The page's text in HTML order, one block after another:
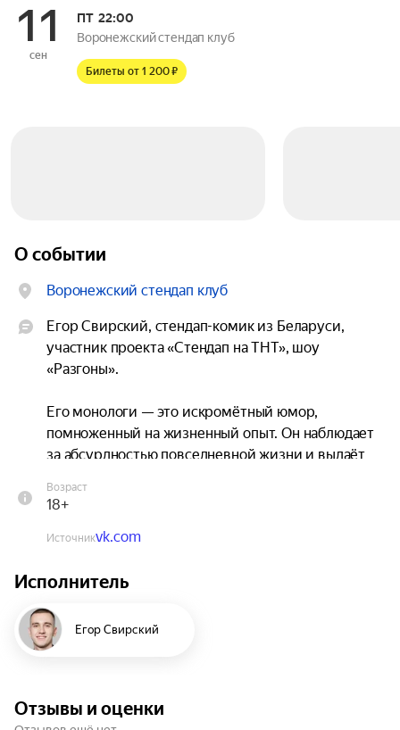
11
сен
ПТ22:00
Воронежский стендап клуб
Билеты от 1 200 ₽
О событии
Воронежский стендап клуб
Егор Свирский, стендап-комик из Беларуси,
участник проекта «Стендап на ТНТ», шоу
«Разгоны».
Его монологи — это искромётный юмор,
помноженный на жизненный опыт. Он наблюдает
за абсурдностью повседневной жизни и выдаёт
о сложном, умело превращая проблемы в повод
своих тараканах и неудачах. Его шутки бьют
точно в цель, потому что они о каждом зрителе,
о его слабостях и странностях.
Возраст
18+
Источникvk.com
Исполнитель
Егор Свирский
Отзывы и оценки